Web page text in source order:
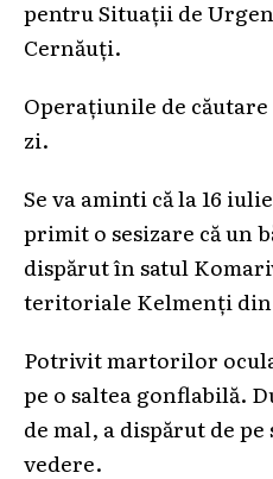
pentru Situații de
Cernăuți.
Operațiunile de
zi.
Se va aminti că la 16
primit o sesizare că un
dispărut în satul
teritoriale Kelmenți
Potrivit martorilor
pe o saltea gonflabilă.
de mal, a dispărut de
vedere.